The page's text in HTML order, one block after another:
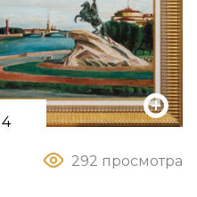
4
292 просмотра